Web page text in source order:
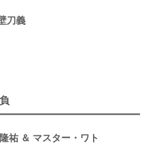
刀義
祐 ＆ マスター・ワト